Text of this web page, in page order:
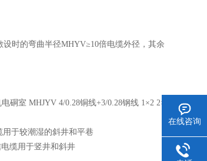
时的弯曲半径MHYV≥10倍电缆外径，其余
室 MHJYV 4/0.28铜线+3/0.28钢线 1×2 2×2
用于较潮湿的斜井和平巷
缆用于竖井和斜井
在线咨询